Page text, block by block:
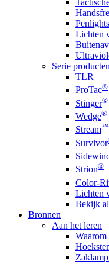
Lichten
Serie producten
TLR
ProTac®
Stinger®
Wedge®
Stream™
Survivor
Strion®
Color-
Lichten
Bekijk
Bronnen
Aan het leren
Waarom